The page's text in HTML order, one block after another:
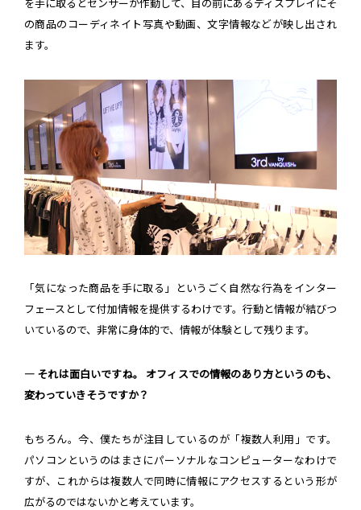
を手に取るとセンサーが作動して、目の前にあるディスプレイにそ
の商品のコーディネイト写真や動画、文字情報などが映し出され
ます。
「気になった商品を手に取る」というごく自然な行為をインター
フェースとして付加情報を提供するわけです。行動と情報が結びつ
いているので、非常に身体的で、情報が体験として残ります。
― それは面白いですね。 オフィスでの情報のあり方というのも、
変わっていきそうですか？
もちろん。今、僕たちが注目しているのが「複数人利用」です。
パソコンというのはまさにパーソナルなコンピューターなわけで
すが、これからは複数人で同時に情報にアクセスするという形が
広がるのではないかと考えています。